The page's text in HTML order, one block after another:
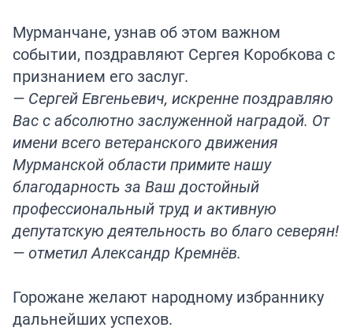
Мурманчане, узнав об этом важном
событии, поздравляют Сергея Коробкова с
признанием его заслуг.
— Сергей Евгеньевич, искренне поздравляю
Вас с абсолютно заслуженной наградой. От
имени всего ветеранского движения
Мурманской области примите нашу
благодарность за Ваш достойный
профессиональный труд и активную
депутатскую деятельность во благо северян!
— отметил Александр Кремнёв.
Горожане желают народному избраннику
дальнейших успехов.